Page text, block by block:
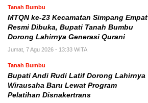
Tanah Bumbu
MTQN ke-23 Kecamatan Simpang Empat
Resmi Dibuka, Bupati Tanah Bumbu
Dorong Lahirnya Generasi Qurani
Jumat, 7 Agu 2026 - 13:33 WITA
Tanah Bumbu
Bupati Andi Rudi Latif Dorong Lahirnya
Wirausaha Baru Lewat Program
Pelatihan Disnakertrans